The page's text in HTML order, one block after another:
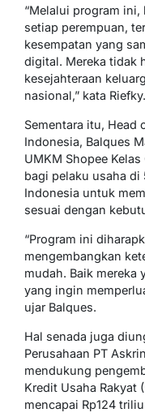
“Melalui program
setiap perempuan,
kesempatan yang
digital. Mereka tidak
kesejahteraan
nasional,” kata Riefky.
Sementara itu, Head
Indonesia, Balques
UMKM Shopee
bagi pelaku usaha di
Indonesia untuk
sesuai dengan
“Program ini
mengembangkan
mudah. Baik mereka
yang ingin
ujar Balques.
Hal senada juga
Perusahaan PT
mendukung
Kredit Usaha Rakyat
mencapai Rp124